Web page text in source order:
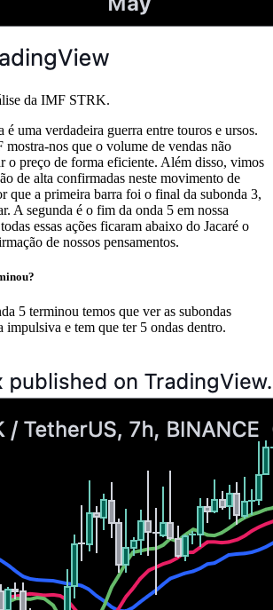
da IMF STRK.
é uma verdadeira guerra entre touros e ursos.
nos que o volume de vendas não
o preço de forma eficiente. Além disso, vimos
de alta confirmadas neste movimento de
que a primeira barra foi o final da subonda 3,
A segunda é o fim da onda 5 em nossa
essas ações ficaram abaixo do Jacaré o
de nossos pensamentos.
5 terminou temos que ver as subondas
impulsiva e tem que ter 5 ondas dentro.